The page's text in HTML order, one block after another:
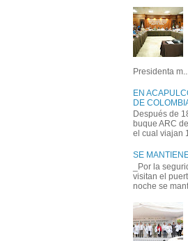
Presidenta
EN
DE
Después de
buque ARC
el cual viajan
SE
_Por la
visitan el
noche se